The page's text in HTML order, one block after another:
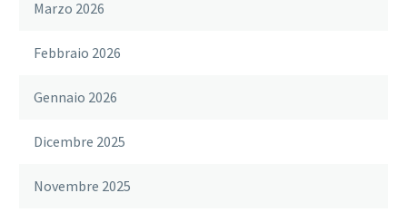
Marzo 2026
Febbraio 2026
Gennaio 2026
Dicembre 2025
Novembre 2025